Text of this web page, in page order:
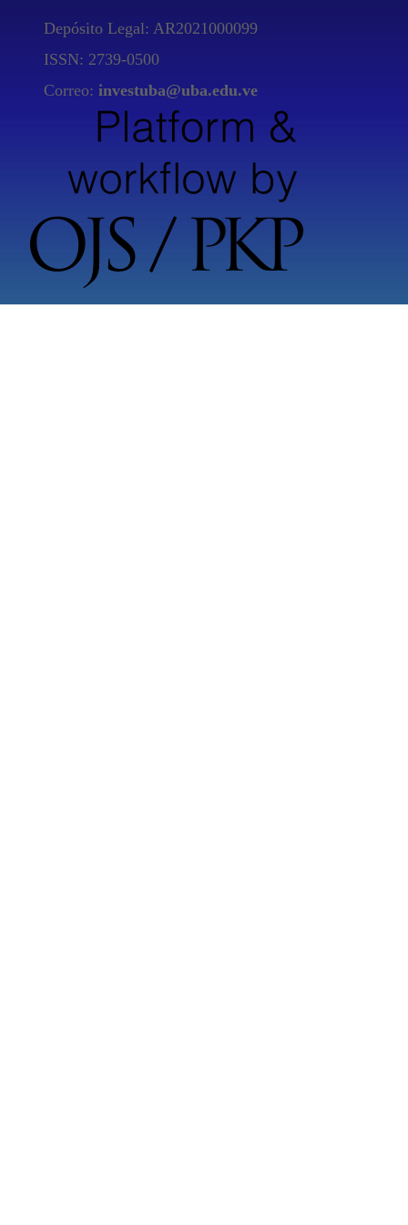
Depósito Legal: AR2021000099
ISSN: 2739-0500
Correo: investuba@uba.edu.ve